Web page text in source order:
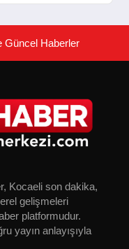
Güncel Haberler
Kocaeli son dakika,
gelişmeleri
platformudur.
yayın anlayışıyla